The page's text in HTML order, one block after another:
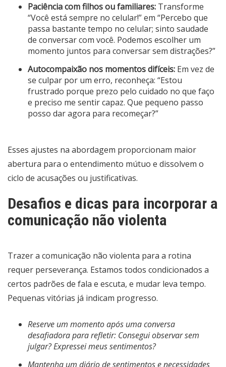
Paciência com filhos ou familiares: Transforme
“Você está sempre no celular!” em “Percebo que
passa bastante tempo no celular; sinto saudade
de conversar com você. Podemos escolher um
momento juntos para conversar sem distrações?”
Autocompaixão nos momentos difíceis: Em vez de
se culpar por um erro, reconheça: “Estou
frustrado porque prezo pelo cuidado no que faço
e preciso me sentir capaz. Que pequeno passo
posso dar agora para recomeçar?”
Esses ajustes na abordagem proporcionam maior
abertura para o entendimento mútuo e dissolvem o
ciclo de acusações ou justificativas.
Desafios e dicas para incorporar a
comunicação não violenta
Trazer a comunicação não violenta para a rotina
requer perseverança. Estamos todos condicionados a
certos padrões de fala e escuta, e mudar leva tempo.
Pequenas vitórias já indicam progresso.
Reserve um momento após uma conversa
desafiadora para refletir: Consegui observar sem
julgar? Expressei meus sentimentos?
Mantenha um diário de sentimentos e necessidades